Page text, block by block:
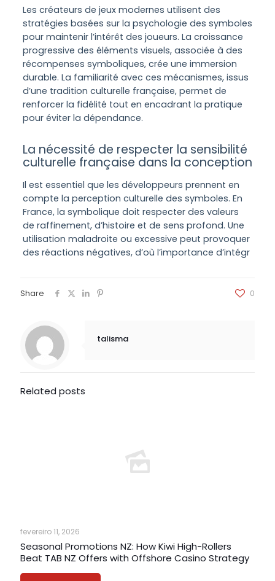
Les créateurs de jeux modernes utilisent des
stratégies basées sur la psychologie des symboles
pour maintenir l’intérêt des joueurs. La croissance
progressive des éléments visuels, associée à des
récompenses symboliques, crée une immersion
durable. La familiarité avec ces mécanismes, issus
d’une tradition culturelle française, permet de
renforcer la fidélité tout en encadrant la pratique
pour éviter la dépendance.
La nécessité de respecter la sensibilité
culturelle française dans la conception
Il est essentiel que les développeurs prennent en
compte la perception culturelle des symboles. En
France, la symbolique doit respecter des valeurs
de raffinement, d’histoire et de sens profond. Une
utilisation maladroite ou excessive peut provoquer
des réactions négatives, d’où l’importance d’intégr
Share 0
talisma
Related posts
fevereiro 11, 2026
Seasonal Promotions NZ: How Kiwi High-Rollers
Beat TAB NZ Offers with Offshore Casino Strategy